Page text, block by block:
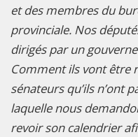
et des membres du
provinciale. Nos
dirigés par un
Comment ils vont être
sénateurs qu’ils n’ont
laquelle nous
revoir son calendrier